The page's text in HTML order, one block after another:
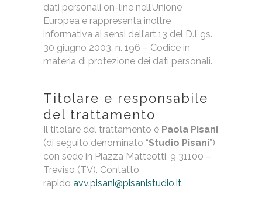
dati personali on-line nell’Unione
Europea e rappresenta inoltre
informativa ai sensi dell’art.13 del D.Lgs.
30 giugno 2003, n. 196 – Codice in
materia di protezione dei dati personali.
Titolare e responsabile
del trattamento
Il titolare del trattamento è Paola Pisani
(di seguito denominato “Studio Pisani”)
con sede in Piazza Matteotti, 9 31100 –
Treviso (TV). Contatto
rapido avv.pisani@pisanistudio.it.